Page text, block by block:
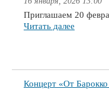
Приглашаем 20
Читать далее
Концерт «От